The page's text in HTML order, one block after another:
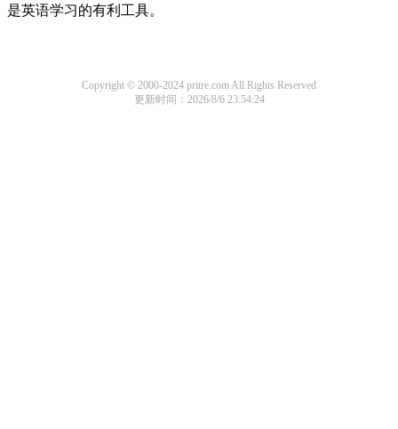
是英语学习的有利工具。
Copyright © 2000-2024 pritre.com All Rights Reserved
更新时间：2026/8/6 23:54:24